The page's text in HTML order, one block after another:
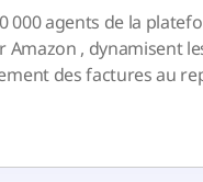
000 agents de la
Amazon , dynamisent
des factures au